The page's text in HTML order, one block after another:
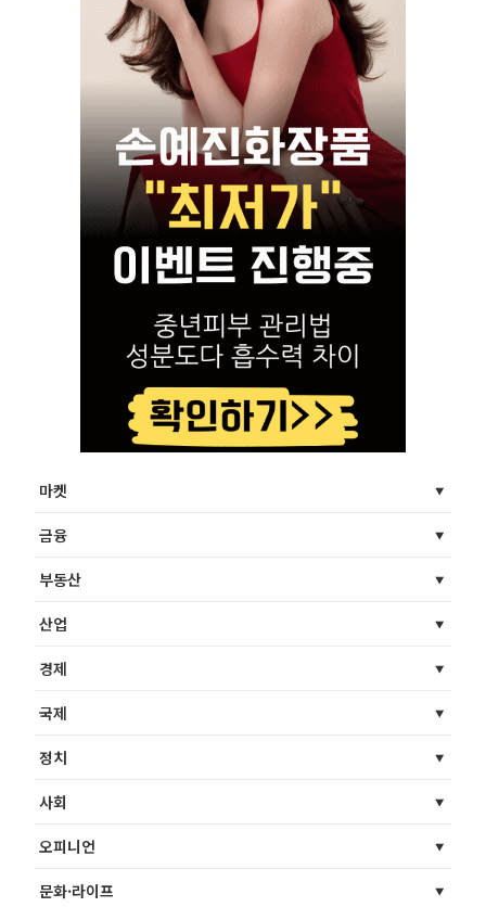
마켓
금융
부동산
산업
경제
국제
정치
사회
오피니언
문화·라이프